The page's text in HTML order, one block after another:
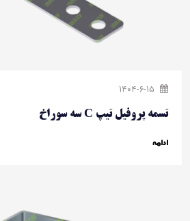
تسمه پروفیل تیپ C سه سوراخ
ادامه